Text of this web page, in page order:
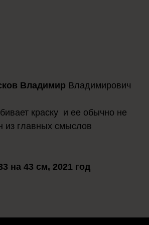
Владимир Владимирович
краску и ее обычно не
из главных смыслов
на 43 см, 2021 год